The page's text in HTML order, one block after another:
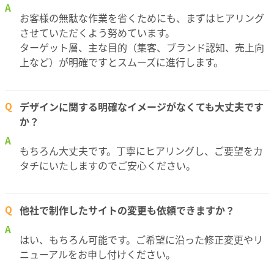
A
お客様の無駄な作業を省くためにも、まずはヒアリング
させていただくよう努めています。
ターゲット層、主な目的（集客、ブランド認知、売上向
上など）が明確ですとスムーズに進行します。
Q
デザインに関する明確なイメージがなくても大丈夫です
か？
A
もちろん大丈夫です。丁寧にヒアリングし、ご要望をカ
タチにいたしますのでご安心ください。
Q 他社で制作したサイトの変更も依頼できますか？
A
はい、もちろん可能です。ご希望に沿った修正変更やリ
ニューアルをお申し付けください。